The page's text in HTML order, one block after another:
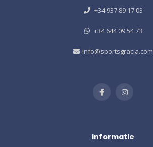
+34 937 89 17 03
+34 644 09 54 73
info@sportsgracia.com
Informatie